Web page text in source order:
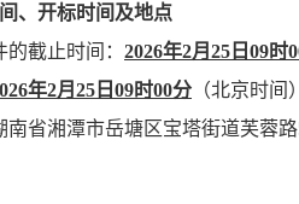
、开标时间及地点
截止时间： 2026年2月 25 日 09时
年2月 25 日 09时00分 （北京时间）
南省湘潭市岳塘区宝塔街道芙蓉路